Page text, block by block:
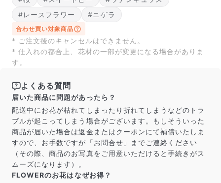
写真と同じものが届く？
商品ページに掲載している写真は、実際にお届けする商
品を撮影したものです。お花は生き物なので、どうして
も色味やサイズ・咲き方に個体差はありますが、できる
だけ写真のイメージに近いものをお届けできるように人
#レースフラワー
#ニゲラ
合わせ買い対象商品
* ご注文後のキャンセルはできません。
* 仕入れの都合上、花材の一部が変更になる場合がありま
す。
よくある質問
届いた商品に問題があったら？
配送中にお花が枯れてしまったり折れてしまうなどのトラ
ブルが起こってしまう場合がございます。もしそういった
商品が届いた場合は返金またはクーポンにて補償いたしま
すので、お手数ですが「お問合せ」までご連絡ください
（その際、商品のお写真をご用意いただけると手続きがス
ムーズになります）。
FLOWERのお花はなぜお得？